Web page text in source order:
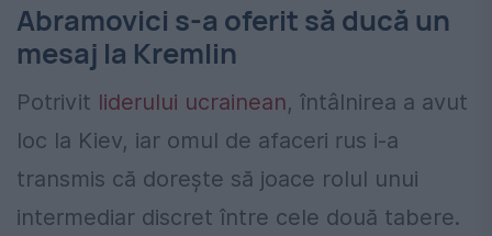
Abramovici s-a oferit să ducă un
mesaj la Kremlin
Potrivit liderului ucrainean, întâlnirea a avut
loc la Kiev, iar omul de afaceri rus i-a
transmis că dorește să joace rolul unui
intermediar discret între cele două tabere.